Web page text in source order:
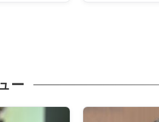
ー